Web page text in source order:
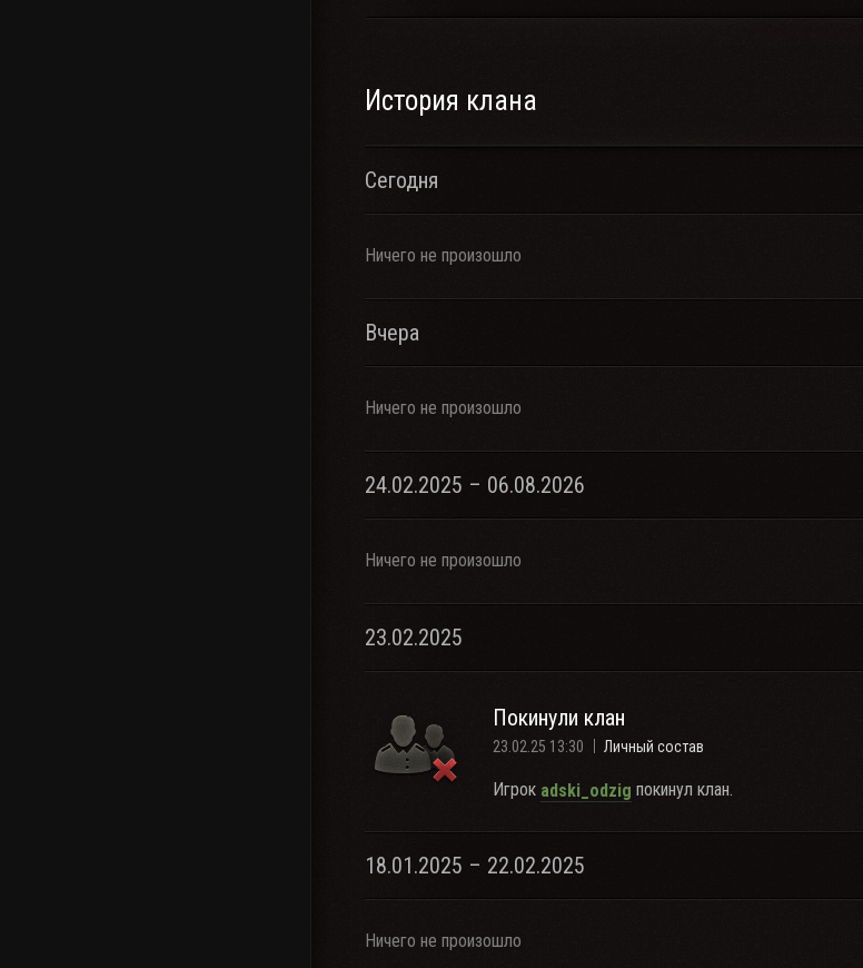
История клана
Сегодня
Ничего не произошло
Вчера
Ничего не произошло
24.02.2025 – 06.08.2026
Ничего не произошло
23.02.2025
Покинули клан
23.02.25 13:30 Личный состав
Игрок adski_odzig покинул клан.
18.01.2025 – 22.02.2025
Ничего не произошло